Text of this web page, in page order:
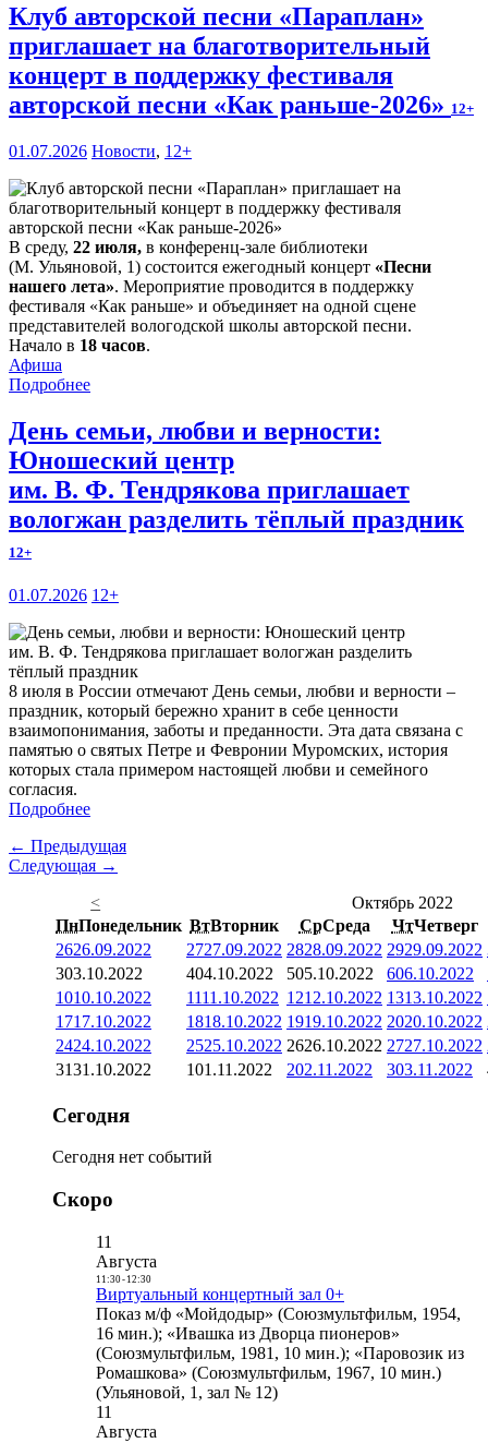
Клуб авторской песни «Параплан»
приглашает на благотворительный
концерт в поддержку фестиваля
авторской песни «Как раньше-2026» 12+
01.07.2026 Новости, 12+
В среду, 22 июля, в конференц-зале библиотеки
(М. Ульяновой, 1) состоится ежегодный концерт «Песни
нашего лета». Мероприятие проводится в поддержку
фестиваля «Как раньше» и объединяет на одной сцене
представителей вологодской школы авторской песни.
Начало в 18 часов.
Афиша
Подробнее
День семьи, любви и верности:
Юношеский центр
им. В. Ф. Тендрякова приглашает
вологжан разделить тёплый праздник
12+
01.07.2026 12+
8 июля в России отмечают День семьи, любви и верности –
праздник, который бережно хранит в себе ценности
взаимопонимания, заботы и преданности. Эта дата связана с
памятью о святых Петре и Февронии Муромских, история
которых стала примером настоящей любви и семейного
согласия.
Подробнее
← Предыдущая
Следующая →
<
Октябрь 2022
ПнПонедельник ВтВторник СрСреда ЧтЧетверг
2626.09.2022 2727.09.2022 2828.09.2022 2929.09.2022
303.10.2022 404.10.2022 505.10.2022 606.10.2022
1010.10.2022 1111.10.2022 1212.10.2022 1313.10.2022
1717.10.2022 1818.10.2022 1919.10.2022 2020.10.2022
2424.10.2022 2525.10.2022 2626.10.2022 2727.10.2022
3131.10.2022 101.11.2022 202.11.2022 303.11.2022
Сегодня
Сегодня нет событий
Скоро
11
Августа
11:30- 12:30
Виртуальный концертный зал 0+
Показ м/ф «Мойдодыр» (Союзмультфильм, 1954,
16 мин.); «Ивашка из Дворца пионеров»
(Союзмультфильм, 1981, 10 мин.); «Паровозик из
Ромашкова» (Союзмультфильм, 1967, 10 мин.)
(Ульяновой, 1, зал № 12)
11
Августа